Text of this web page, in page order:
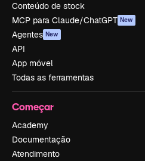
Conteúdo de stock
MCP para Claude/ChatGPT New
Agentes New
API
App móvel
Todas as ferramentas
Começar
Academy
Documentação
Atendimento